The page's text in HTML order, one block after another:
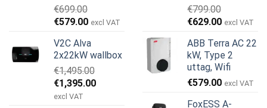
€699.00
Det
priset
var:
€699.00.
€579.00Det
priset
är:
€579.00.
excl VAT
V2C Alva
2x22kW wallbox
€1,495.00
Det
ursprungliga
€1,395.00Det
excl VAT
€799.00
Det
priset
var:
€799.00.
€629.00Det
priset
är:
€629.00.
excl VAT
ABB Terra AC 22
kW, Type 2
uttag, Wifi
€579.00 excl VAT
FoxESS A-